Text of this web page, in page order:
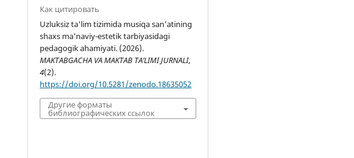
Как цитировать
Uzluksiz ta’lim tizimida musiqa san’atining
shaxs ma’naviy-estetik tarbiyasidagi
pedagogik ahamiyati. (2026).
MAKTABGACHA VA MAKTAB TA’LIMI JURNALI,
4(2).
https://doi.org/10.5281/zenodo.18635052
Другие форматы
библиографических ссылок